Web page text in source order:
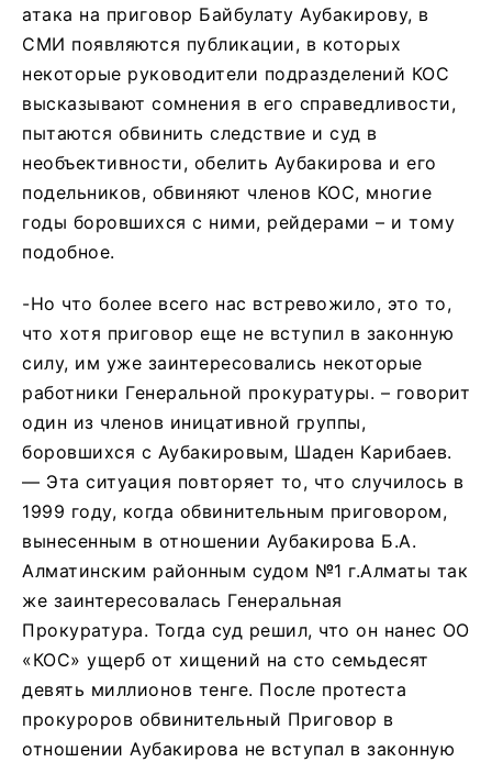
атака на приговор Байбулату Аубакирову, в
СМИ появляются публикации, в которых
некоторые руководители подразделений КОС
высказывают сомнения в его справедливости,
пытаются обвинить следствие и суд в
необъективности, обелить Аубакирова и его
подельников, обвиняют членов КОС, многие
годы боровшихся с ними, рейдерами – и тому
подобное.
-Но что более всего нас встревожило, это то,
что хотя приговор еще не вступил в законную
силу, им уже заинтересовались некоторые
работники Генеральной прокуратуры. – говорит
один из членов иницативной группы,
боровшихся с Аубакировым, Шаден Карибаев.
— Эта ситуация повторяет то, что случилось в
1999 году, когда обвинительным приговором,
вынесенным в отношении Аубакирова Б.А.
Алматинским районным судом №1 г.Алматы так
же заинтересовалась Генеральная
Прокуратура. Тогда суд решил, что он нанес ОО
«КОС» ущерб от хищений на сто семьдесят
девять миллионов тенге. После протеста
прокуроров обвинительный Приговор в
отношении Аубакирова не вступал в законную